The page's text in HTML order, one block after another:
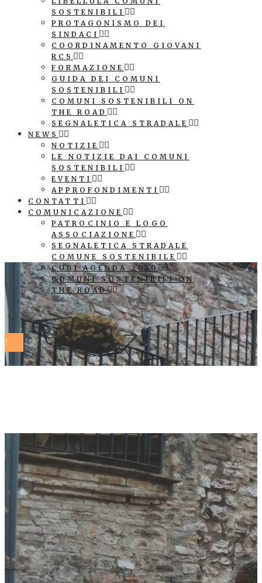
SOSTENIBILI
PROTAGONISMO DEI
SINDACI
COORDINAMENTO GIOVANI
RCS
FORMAZIONE
GUIDA DEI COMUNI
SOSTENIBILI
COMUNI SOSTENIBILI ON
THE ROAD
SEGNALETICA STRADALE
NEWS
NOTIZIE
LE NOTIZIE DAI COMUNI
SOSTENIBILI
EVENTI
APPROFONDIMENTI
CONTATTI
COMUNICAZIONE
PATROCINIO E LOGO
ASSOCIAZIONE
SEGNALETICA STRADALE
COMUNE SOSTENIBILE
CUBI AGENDA 2030
COMUNI SOSTENIBILI ON
THE ROAD